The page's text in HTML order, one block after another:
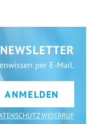
per E-Mail.
ANMELDEN
WIDERRUF